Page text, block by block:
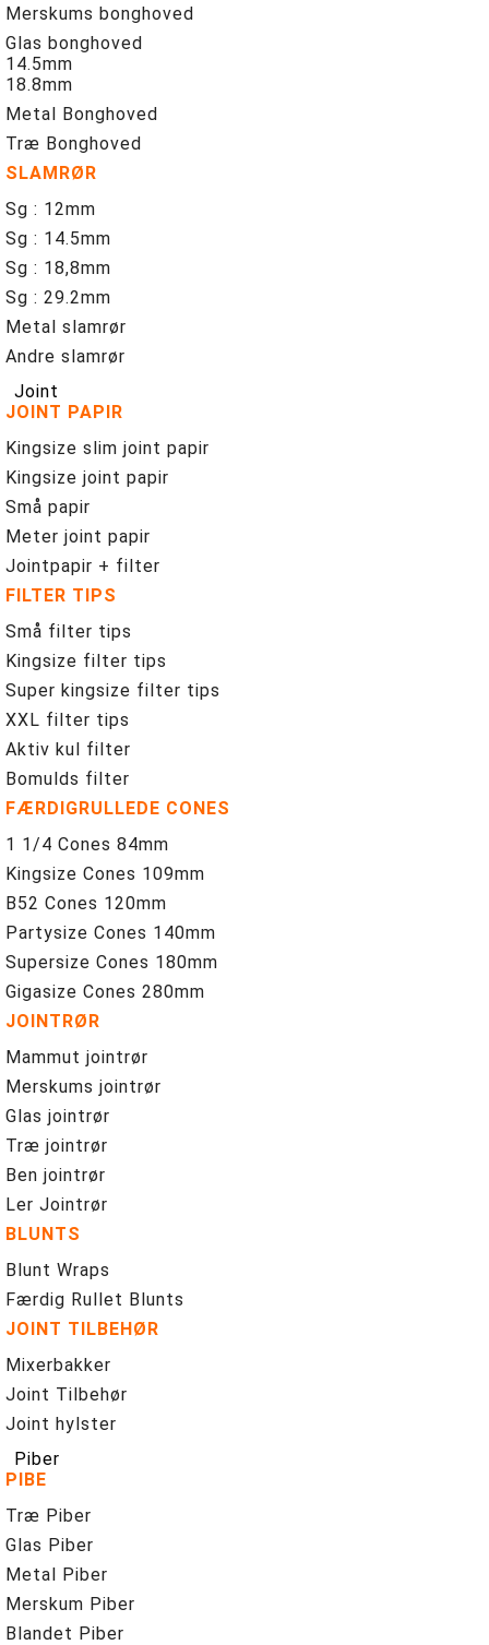
Merskums bonghoved
Glas bonghoved
14.5mm
18.8mm
Metal Bonghoved
Træ Bonghoved
SLAMRØR
Sg : 12mm
Sg : 14.5mm
Sg : 18,8mm
Sg : 29.2mm
Metal slamrør
Andre slamrør
Joint
JOINT PAPIR
Kingsize slim joint papir
Kingsize joint papir
Små papir
Meter joint papir
Jointpapir + filter
FILTER TIPS
Små filter tips
Kingsize filter tips
Super kingsize filter tips
XXL filter tips
Aktiv kul filter
Bomulds filter
FÆRDIGRULLEDE CONES
1 1/4 Cones 84mm
Kingsize Cones 109mm
B52 Cones 120mm
Partysize Cones 140mm
Supersize Cones 180mm
Gigasize Cones 280mm
JOINTRØR
Mammut jointrør
Merskums jointrør
Glas jointrør
Træ jointrør
Ben jointrør
Ler Jointrør
BLUNTS
Blunt Wraps
Færdig Rullet Blunts
JOINT TILBEHØR
Mixerbakker
Joint Tilbehør
Joint hylster
Piber
PIBE
Træ Piber
Glas Piber
Metal Piber
Merskum Piber
Blandet Piber